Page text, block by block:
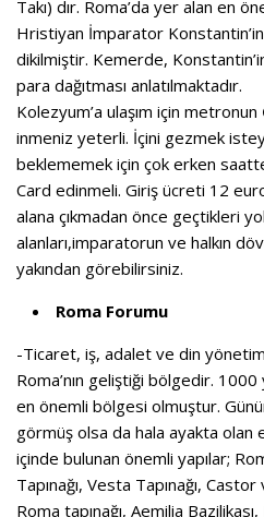
Takı) dır. Roma’da yer alan en
Hristiyan İmparator Konstantin’in
dikilmiştir. Kemerde,
para dağıtması anlatılmaktadır.
Kolezyum’a ulaşım için metronun
inmeniz yeterli. İçini gezmek
beklememek için çok erken
Card edinmeli. Giriş ücreti 12
alana çıkmadan önce geçtikleri
alanları,imparatorun ve halkın
yakından görebilirsiniz.
Roma Forumu
-Ticaret, iş, adalet ve din
Roma’nın geliştiği bölgedir. 1000
en önemli bölgesi olmuştur.
görmüş olsa da hala ayakta olan
içinde bulunan önemli yapılar;
Tapınağı, Vesta Tapınağı,
Roma tapınağı, Aemilia